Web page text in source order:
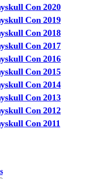
Con 2020
Con 2019
Con 2018
Con 2017
Con 2016
Con 2015
Con 2014
Con 2013
Con 2012
Con 2011